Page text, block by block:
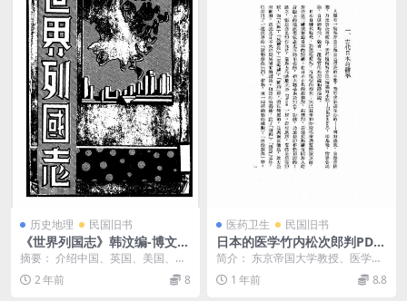
历史地理 民国旧书
《世界列国志》韩汶编-博文书
店-1939-pdf古籍下载
摘要： 介绍中国、英国、美国、法
国、苏联、日本、南斯拉夫、希
腊、挪威、土耳其等2...
2 年前 8
医药卫生 民国旧书
日本的医学竹内松次郎判PDF
下载,民国日本近代医学研究
简介： 东京帝国大学教授、医学博
士竹内松次郎所做关于日本医学发
展历史，日本国态丛...
1 年前 8.8